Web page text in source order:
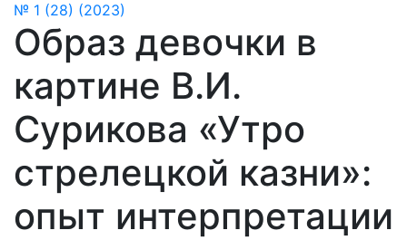
№ 1 (28) (2023)
Образ девочки в
картине В.И.
Сурикова «Утро
стрелецкой казни»:
опыт интерпретации